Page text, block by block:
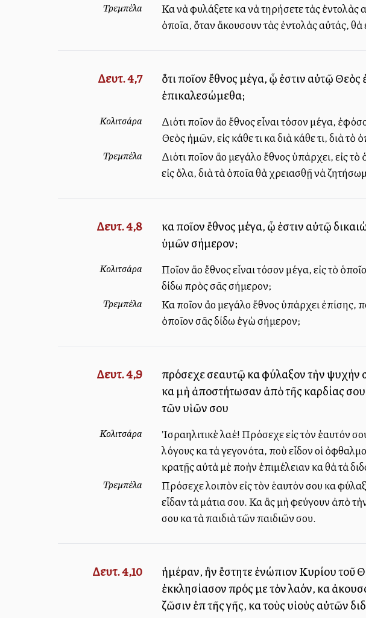
Τρεμπέλα
Καὶ νὰ φυλάξετε καὶ νὰ τηρήσετε τὰς
ὁποῖα, ὅταν ἄκουσουν τὰς ἐντολὰς αὐτάς,
Δευτ. 4,7
ὅτι ποῖον ἔθνος μέγα, ᾧ ἐστιν αὐτῷ
ἐπικαλεσώμεθα;
Κολιτσάρα
Διότι ποῖον ἄλλο ἔθνος εἶναι τόσον μέγα,
Θεὸς ἡμῶν, εἰς κάθε τι καὶ διὰ κάθε τι, διὰ
Τρεμπέλα
Διότι ποῖον ἄλλο μεγάλο ἔθνος ὑπάρχει, εἰς
εἰς ὅλα, διὰ τὰ ὁποῖα θὰ χρειασθῇ νὰ
Δευτ. 4,8
καὶ ποῖον ἔθνος μέγα, ᾧ ἐστιν αὐτῷ
ὑμῶν σήμερον;
Κολιτσάρα
Ποῖον ἄλλο ἔθνος εἶναι τόσον μέγα, εἰς τὸ
δίδω πρὸς σᾶς σήμερον;
Τρεμπέλα
Καὶ ποῖον ἄλλο μεγάλο ἔθνος ὑπάρχει
ὁποῖον σᾶς δίδω ἐγὼ σήμερον;
Δευτ. 4,9
πρόσεχε σεαυτῷ καὶ φύλαξον τὴν ψυχήν
καὶ μὴ ἀποστήτωσαν ἀπὸ τῆς καρδίας
τῶν υἱῶν σου
Κολιτσάρα
Ἰσραηλιτικὲ λαέ! Πρόσεχε εἰς τὸν ἑαυτόν
λόγους καὶ τὰ γεγονότα, ποὺ εἶδον οἱ
κρατῇς αὐτὰ μὲ πολλὴν ἐπιμέλειαν καὶ θὰ τὰ
Τρεμπέλα
Πρόσεχε λοιπὸν εἰς τὸν ἑαυτόν σου καὶ
εἶδαν τὰ μάτια σου. Καὶ ἂς μὴ φεύγουν ἀπὸ
σου καὶ τὰ παιδιὰ τῶν παιδιῶν σου.
Δευτ. 4,10
ἡμέραν, ἣν ἔστητε ἐνώπιον Κυρίου τοῦ
ἐκκλησίασον πρός με τὸν λαόν, καὶ
ζῶσιν ἐπὶ τῆς γῆς, καὶ τοὺς υἱοὺς αὐτῶν